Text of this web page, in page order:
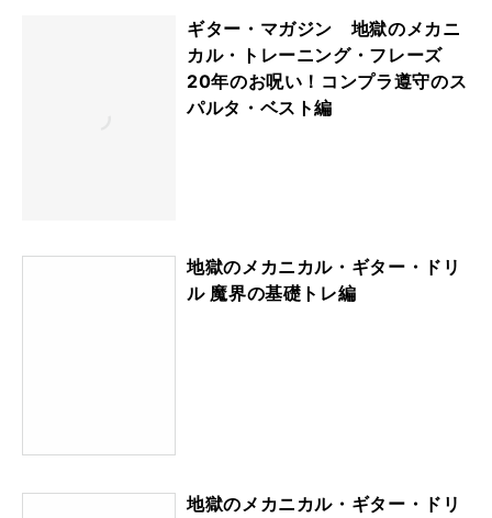
ギター・マガジン 地獄のメカニ
カル・トレーニング・フレーズ
20年のお呪い！コンプラ遵守のス
パルタ・ベスト編
地獄のメカニカル・ギター・ドリ
ル 魔界の基礎トレ編
地獄のメカニカル・ギター・ドリ